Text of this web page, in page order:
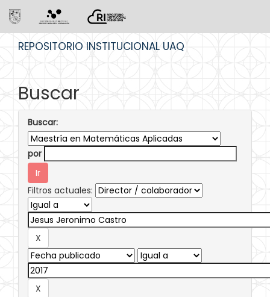
REPOSITORIO INSTITUCIONAL UAQ
Buscar
Buscar:
por
Filtros actuales: